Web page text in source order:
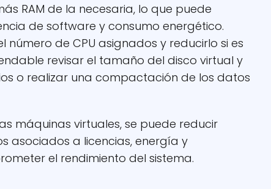
RAM de la necesaria, lo que puede
de software y consumo energético.
número de CPU asignados y reducirlo si es
revisar el tamaño del disco virtual y
o realizar una compactación de los datos
máquinas virtuales, se puede reducir
asociados a licencias, energía y
el rendimiento del sistema.